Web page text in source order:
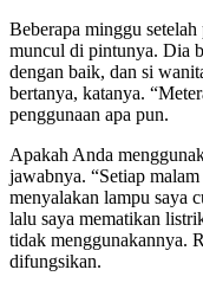
Beberapa minggu setelah
muncul di pintunya. Dia
dengan baik, dan si
bertanya, katanya.
penggunaan apa pun.
Apakah Anda
jawabnya. “Setiap
menyalakan lampu saya
lalu saya mematikan
tidak menggunakannya.
difungsikan.